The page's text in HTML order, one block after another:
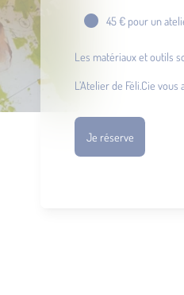
45 € pour un
Les matériaux et outils
L’Atelier de Féli.Cie
Je réserve